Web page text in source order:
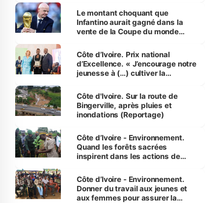
Le montant choquant que
Infantino aurait gagné dans la
vente de la Coupe du monde
Côte d’Ivoire. Prix national
d’Excellence. « J’encourage notre
jeunesse à (…) cultiver la
(Alassane Ouattara
Côte d'Ivoire. Sur la route de
Bingerville, après pluies et
inondations (Reportage)
Côte d’Ivoire - Environnement.
Quand les forêts sacrées
inspirent dans les actions de
Côte d’Ivoire - Environnement.
Donner du travail aux jeunes et
aux femmes pour assurer la